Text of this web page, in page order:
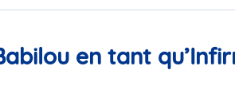
en tant